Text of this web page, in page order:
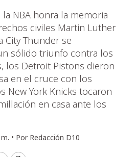
NBA honra la memoria
civiles Martin Luther
City Thunder se
sólido triunfo contra los
los Detroit Pistons dieron
en el cruce con los
New York Knicks tocaron
en casa ante los
• Por Redacción D10